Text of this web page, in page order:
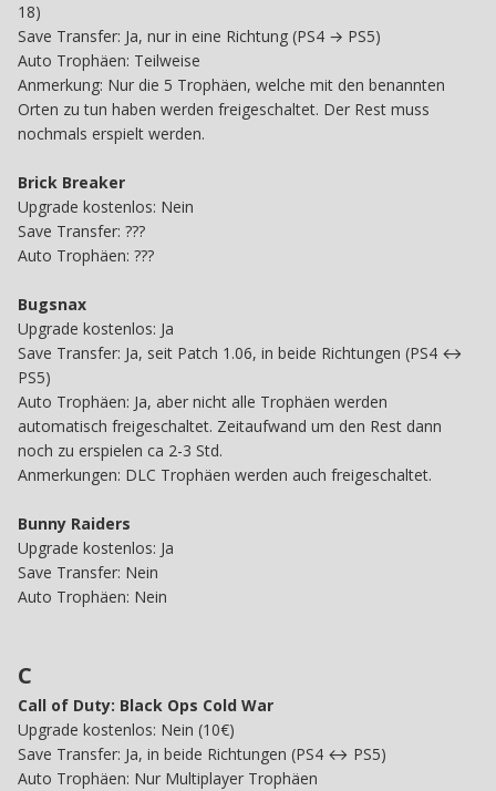
18)
Save Transfer: Ja, nur in eine Richtung (PS4 → PS5)
Auto Trophäen: Teilweise
Anmerkung: Nur die 5 Trophäen, welche mit den benannten
Orten zu tun haben werden freigeschaltet. Der Rest muss
nochmals erspielt werden.
Brick Breaker
Upgrade kostenlos: Nein
Save Transfer: ???
Auto Trophäen: ???
Bugsnax
Upgrade kostenlos: Ja
Save Transfer: Ja, seit Patch 1.06, in beide Richtungen (PS4 ↔
PS5)
Auto Trophäen: Ja, aber nicht alle Trophäen werden
automatisch freigeschaltet. Zeitaufwand um den Rest dann
noch zu erspielen ca 2-3 Std.
Anmerkungen: DLC Trophäen werden auch freigeschaltet.
Bunny Raiders
Upgrade kostenlos: Ja
Save Transfer: Nein
Auto Trophäen: Nein
C
Call of Duty: Black Ops Cold War
Upgrade kostenlos: Nein (10€)
Save Transfer: Ja, in beide Richtungen (PS4 ↔ PS5)
Auto Trophäen: Nur Multiplayer Trophäen